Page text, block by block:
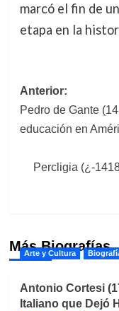
marcó el fin de
etapa en la
de
Anterior:
Pedro de Gante
educación en
Percligia (¿-
Más Biografías
Arte y Cultura
Antonio Cortesi
Italiano que Dejó